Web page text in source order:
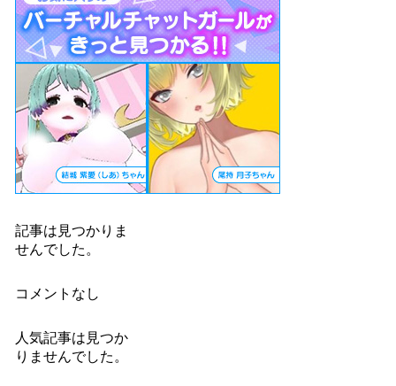
記事は見つかりま
せんでした。
コメントなし
人気記事は見つか
りませんでした。